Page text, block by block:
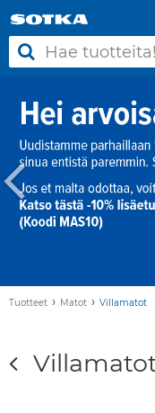
Tuotteet › Matot › Villamatot